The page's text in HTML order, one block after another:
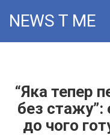
NEWS T:ME
“Яка тепер
без стажу”:
до чого